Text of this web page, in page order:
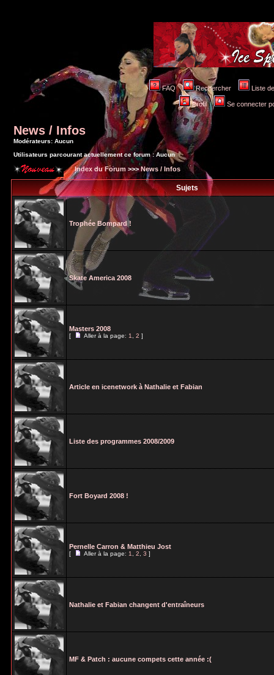
FAQ Rechercher Liste
Profil Se connecter
News / Infos
Modérateurs: Aucun
Utilisateurs parcourant actuellement ce forum : Aucun
Index du Forum >>>News / Infos
Sujets
Trophée Bompard !
Skate America 2008
Masters 2008
[ Aller à la page:1,2]
Article en icenetwork à Nathalie et Fabian
Liste des programmes 2008/2009
Fort Boyard 2008 !
Pernelle Carron & Matthieu Jost
[ Aller à la page:1,2,3]
Nathalie et Fabian changent d'entraîneurs
MF & Patch : aucune compets cette année :(